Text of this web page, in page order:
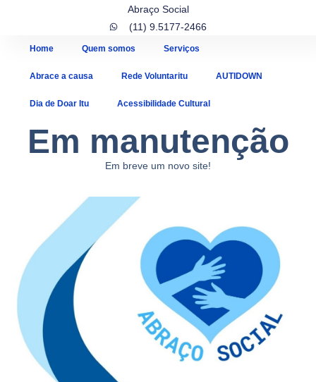
Abraço Social
(11) 9.5177-2466
Home Quem somos Serviços
Abrace a causa Rede Voluntaritu AUTIDOWN
Dia de Doar Itu Acessibilidade Cultural
Em manutenção
Em breve um novo site!